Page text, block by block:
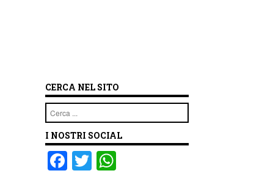
CERCA NEL SITO
Cerca
I NOSTRI SOCIAL
F T